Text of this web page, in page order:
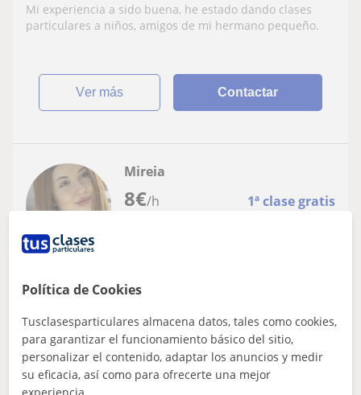
Mi experiencia a sido buena, he estado dando clases
particulares a niños, amigos de mi hermano pequeño.
ver más Contactar
8€/h 1ª clase gratis
Mireia
Primaria
Maestra de Educación Primaria y infantil
imparte clases de refuerzo escolar
Soy Mireia, una maestra apasionada con experiencia en
la enseñanza. Ofrezco clases particulares
Política de Cookies
Tusclasesparticulares almacena datos, tales como cookies,
para garantizar el funcionamiento básico del sitio,
personalizar el contenido, adaptar los anuncios y medir
su eficacia, así como para ofrecerte una mejor
experiencia.